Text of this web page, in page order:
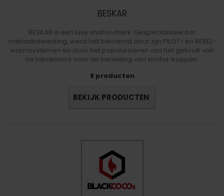
BESKAR
BESKAR is een luxe shisha-merk. Gespecialiseerd in
metaalbewerking, werd het beroemd door zijn PILOT- en REBEL-
warmsystemen en door het populariseren van het gebruik van
de tabaksvork voor de bereiding van shisha-koppen.
8 producten
BEKIJK PRODUCTEN